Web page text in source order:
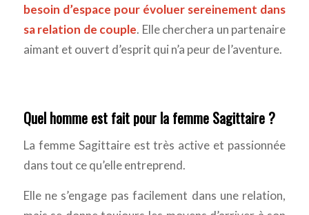
besoin d’espace pour évoluer sereinement dans
sa relation de couple. Elle cherchera un partenaire
aimant et ouvert d’esprit qui n’a peur de l’aventure.
Quel homme est fait pour la femme Sagittaire ?
La femme Sagittaire est très active et passionnée
dans tout ce qu’elle entreprend.
Elle ne s’engage pas facilement dans une relation,